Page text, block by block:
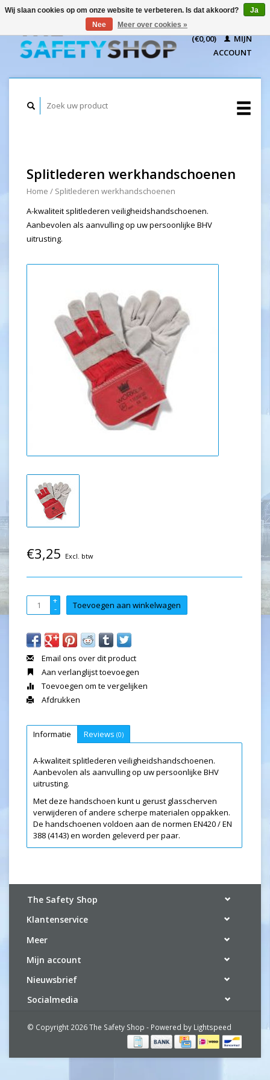
(€0,00)
MIJN
ACCOUNT
Splitlederen werkhandschoenen
Home / Splitlederen werkhandschoenen
A-kwaliteit splitlederen veiligheidshandschoenen.
Aanbevolen als aanvulling op uw persoonlijke BHV
uitrusting.
€3,25 Excl. btw
+
- Toevoegen aan winkelwagen
Email ons over dit product
Aan verlanglijst toevoegen
Toevoegen om te vergelijken
Afdrukken
Informatie Reviews (0)
A-kwaliteit splitlederen veiligheidshandschoenen.
Aanbevolen als aanvulling op uw persoonlijke BHV
uitrusting.
Met deze handschoen kunt u gerust glasscherven
verwijderen of andere scherpe materialen oppakken.
De handschoenen voldoen aan de normen EN420 / EN
388 (4143) en worden geleverd per paar.
The Safety Shop
Klantenservice
Meer
Mijn account
Nieuwsbrief
Socialmedia
© Copyright 2026 The Safety Shop - Powered by Lightspeed
Wij slaan cookies op om onze website te verbeteren. Is dat akkoord?
Ja
Nee
Meer over cookies »